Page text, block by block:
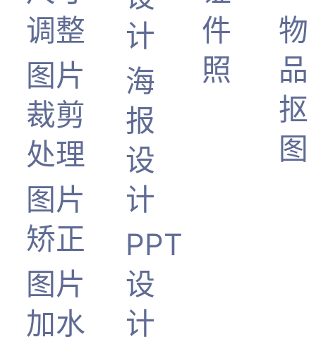
调整
图片
裁剪
处理
图片
矫正
图片
加水
计
海
报
设
计
PPT
设
计
件
照
物
品
抠
图